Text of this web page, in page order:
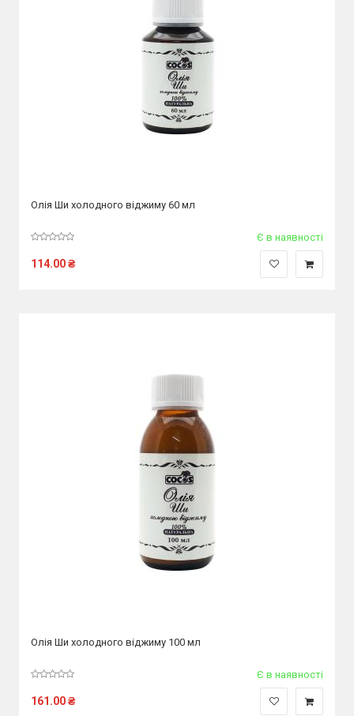
Олія Ши холодного віджиму 60 мл
Є в наявності
114.00₴
Олія Ши холодного віджиму 100 мл
Є в наявності
161.00₴